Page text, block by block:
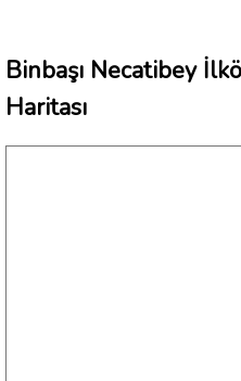
Binbaşı Necatibey
Haritası